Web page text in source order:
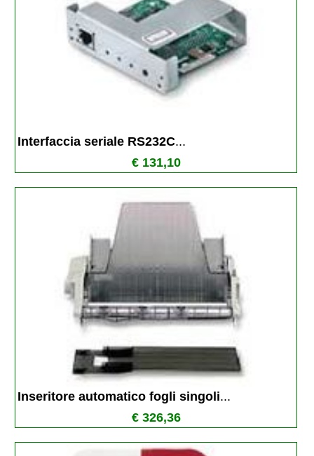
Interfaccia seriale RS232C...
€ 131,10
Inseritore automatico fogli singoli...
€ 326,36